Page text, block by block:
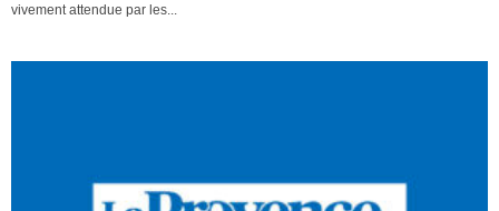
vivement attendue par les...